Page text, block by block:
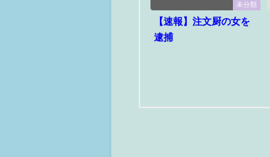
未分類
【速報】注文厨の女を
逮捕